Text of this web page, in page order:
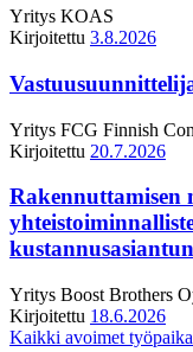
Yritys KOAS
Kirjoitettu 3.8.2026
Yritys FCG Finnish
Kirjoitettu 20.7.2026
Rakennuttamisen
Yritys Boost Brothers
Kirjoitettu 18.6.2026
Kaikki avoimet